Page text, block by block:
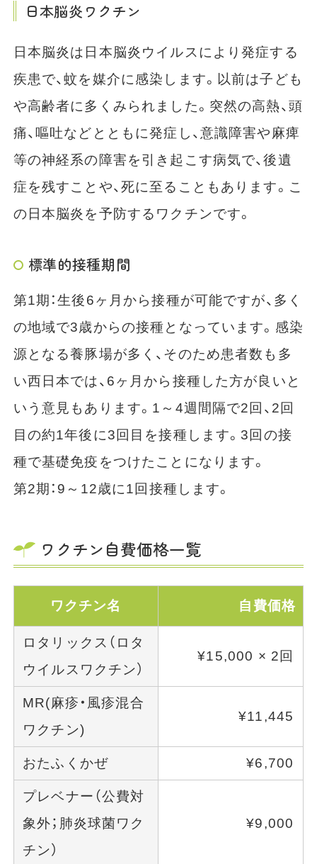
日本脳炎ワクチン
日本脳炎は日本脳炎ウイルスにより発症する
疾患で、蚊を媒介に感染します。以前は子ども
や高齢者に多くみられました。突然の高熱、頭
痛、嘔吐などとともに発症し、意識障害や麻痺
等の神経系の障害を引き起こす病気で、後遺
症を残すことや、死に至ることもあります。こ
の日本脳炎を予防するワクチンです。
標準的接種期間
第1期：生後6ヶ月から接種が可能ですが、多く
の地域で3歳からの接種となっています。感染
源となる養豚場が多く、そのため患者数も多
い西日本では、6ヶ月から接種した方が良いと
いう意見もあります。1～4週間隔で2回、2回
目の約1年後に3回目を接種します。3回の接
種で基礎免疫をつけたことになります。
第2期：9～12歳に1回接種します。
ワクチン自費価格一覧
ワクチン名 自費価格
ロタリックス（ロタ
ウイルスワクチン）
¥15,000 × 2回
MR(麻疹・風疹混合
ワクチン)
¥11,445
おたふくかぜ ¥6,700
プレベナー（公費対
象外；肺炎球菌ワク
チン）
¥9,000